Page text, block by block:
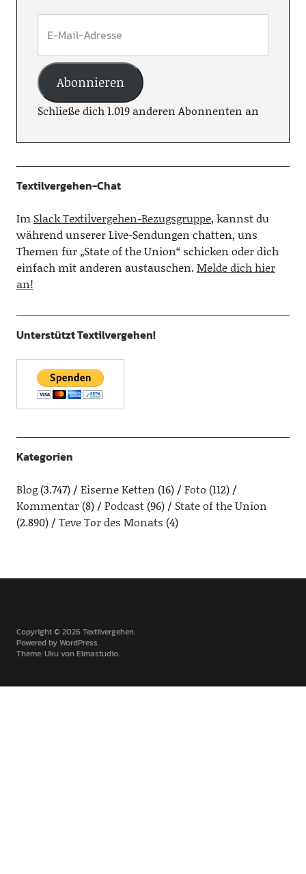
Abonnieren
Schließe dich 1.019 anderen Abonnenten an
Textilvergehen-Chat
Im Slack Textilvergehen-Bezugsgruppe, kannst du
während unserer Live-Sendungen chatten, uns
Themen für „State of the Union“ schicken oder dich
einfach mit anderen austauschen.Melde dich hier
an!
Unterstützt Textilvergehen!
Kategorien
Blog(3.747) Eiserne Ketten (16) Foto (112)
Kommentar(8) Podcast(96)
State of the Union
(2.890)
Teve Tor des Monats (4)
Copyright © 2026 Textilvergehen
Powered byWordPress
Theme: Uku vonElmastudio